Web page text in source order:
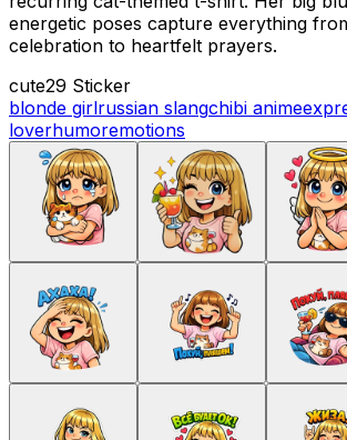
energetic poses capture everything
celebration to heartfelt prayers.
cute29 Sticker
blonde girlrussian slangchibi anime
loverhumoremotions